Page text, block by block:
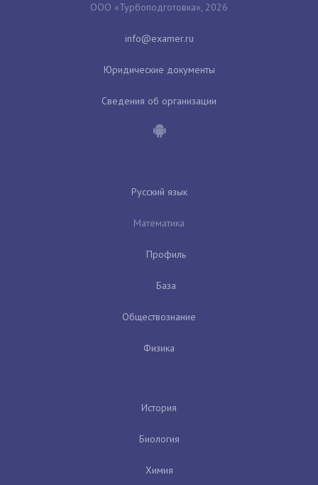
ООО «Турбоподготовка», 2026
Юридические документы
Сведения об организации
Русский язык
Математика
Профиль
База
Обществознание
Физика
История
Биология
Химия